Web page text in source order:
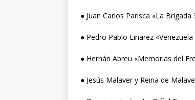
● Juan Carlos Parisca «La Brigada
● Pedro Pablo Linarez
● Hernán Abreu «Memorias del
● Jesús Malaver y Reina de